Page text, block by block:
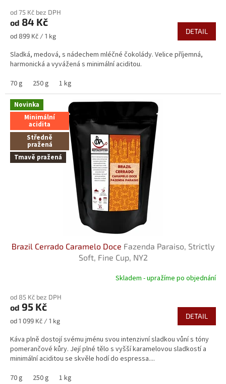
produktu
je
5,0
5
hvězdiček.
od 75 Kč bez DPH
od 84 Kč
Měrná
od 899 Kč / 1 kg
DETAIL
Sladká, medová, s nádechem mléčné čokolády. Velice příjemná,
harmonická a vyvážená s minimální aciditou.
70 g
250 g 1 kg
Novinka
Minimální
acidita
Středně
pražená
Tmavě pražená
Brazil Cerrado Caramelo Doce Fazenda Paraiso, Strictly
Soft, Fine Cup, NY2
produktu
je
5,0
5
hvězdiček.
Skladem - upražíme po objednání
od 85 Kč bez DPH
od 95 Kč
Měrná
od 1 099 Kč / 1 kg
DETAIL
Káva plně dostojí svému jménu svou intenzivní sladkou vůní s tóny
pomerančové kůry. Její plné tělo s vyšší karamelovou sladkostí a
minimální aciditou se skvěle hodí do espressa....
70 g
250 g 1 kg